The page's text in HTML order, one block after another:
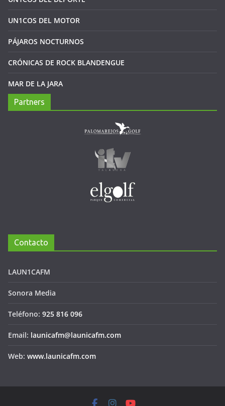
UN1COS DEL MOTOR
PÁJAROS NOCTURNOS
CRÓNICAS DE ROCK BLANDENGUE
MAR DE LA JARA
Partners
Contacto
LAUN1CAFM
Sonora Media
Teléfono: 925 816 096
Email: launicafm@launicafm.com
Web: www.launicafm.com